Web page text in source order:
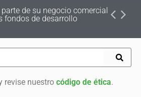
de su negocio comercial
fondos de desarrollo
revise nuestro código de ética.